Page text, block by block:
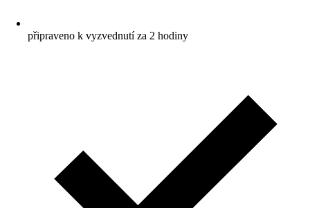
připraveno k vyzvednutí za 2 hodiny